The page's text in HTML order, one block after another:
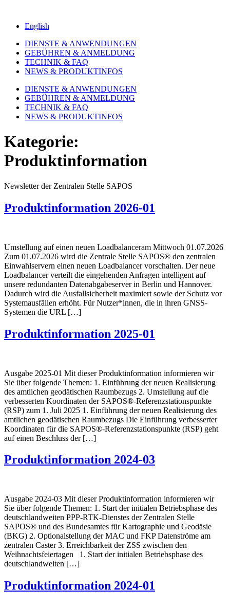
English
DIENSTE & ANWENDUNGEN
GEBÜHREN & ANMELDUNG
TECHNIK & FAQ
NEWS & PRODUKTINFOS
DIENSTE & ANWENDUNGEN
GEBÜHREN & ANMELDUNG
TECHNIK & FAQ
NEWS & PRODUKTINFOS
Kategorie:
Produktinformation
Newsletter der Zentralen Stelle SAPOS
Produktinformation 2026-01
Umstellung auf einen neuen Loadbalanceram Mittwoch 01.07.2026
Zum 01.07.2026 wird die Zentrale Stelle SAPOS® den zentralen
Einwahlservern einen neuen Loadbalancer vorschalten. Der neue
Loadbalancer verteilt die eingehenden Anfragen intelligent auf
unsere redundanten Datenabgabeserver in Berlin und Hannover.
Dadurch wird die Ausfallsicherheit maximiert sowie der Schutz vor
Systemausfällen erhöht. Für Nutzer*innen, die in ihren GNSS-
Systemen die URL […]
Produktinformation 2025-01
Ausgabe 2025-01 Mit dieser Produktinformation informieren wir
Sie über folgende Themen: 1. Einführung der neuen Realisierung
des amtlichen geodätischen Raumbezugs 2. Umstellung auf die
verbesserten Koordinaten der SAPOS®-Referenzstationspunkte
(RSP) zum 1. Juli 2025 1. Einführung der neuen Realisierung des
amtlichen geodätischen Raumbezugs Die Einführung verbesserter
Koordinaten für die SAPOS®-Referenzstationspunkte (RSP) geht
auf einen Beschluss der […]
Produktinformation 2024-03
Ausgabe 2024-03 Mit dieser Produktinformation informieren wir
Sie über folgende Themen: 1. Start der initialen Betriebsphase des
deutschlandweiten PPP-RTK-Dienstes der Zentralen Stelle
SAPOS® und des Bundesamtes für Kartographie und Geodäsie
(BKG) 2. Optionalstellung der MAC und FKP Datenströme am
zentralen Caster 3. Erreichbarkeit der ZSS zwischen den
Weihnachtsfeiertagen 1. Start der initialen Betriebsphase des
deutschlandweiten […]
Produktinformation 2024-01